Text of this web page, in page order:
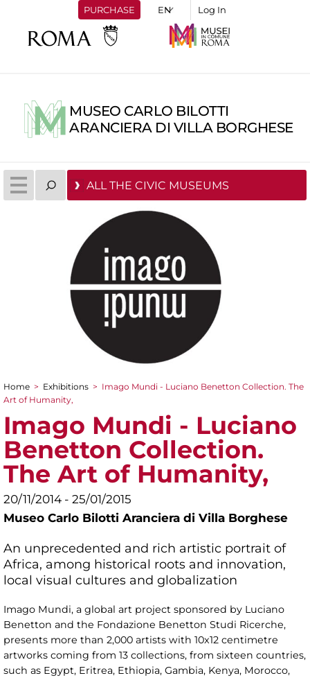
PURCHASE Log In
MUSEO CARLO BILOTTI
ARANCIERA DI VILLA BORGHESE
ALL THE CIVIC MUSEUMS
You are here
Home > Exhibitions > Imago Mundi - Luciano Benetton Collection. The
Art of Humanity,
Imago Mundi - Luciano
Benetton Collection.
The Art of Humanity,
20/11/2014 - 25/01/2015
Museo Carlo Bilotti Aranciera di Villa Borghese
An unprecedented and rich artistic portrait of
Africa, among historical roots and innovation,
local visual cultures and globalization
Imago Mundi, a global art project sponsored by Luciano
Benetton and the Fondazione Benetton Studi Ricerche,
presents more than 2,000 artists with 10x12 centimetre
artworks coming from 13 collections, from sixteen countries,
such as Egypt, Eritrea, Ethiopia, Gambia, Kenya, Morocco,